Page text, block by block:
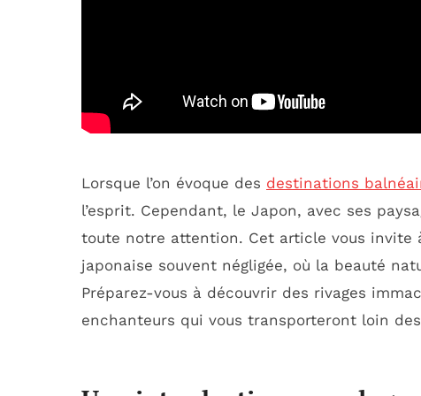
Lorsque l’on évoque des destinations
l’esprit. Cependant, le Japon, avec ses
toute notre attention. Cet article vous invite
japonaise souvent négligée, où la beauté
Préparez-vous à découvrir des rivages
enchanteurs qui vous transporteront loin